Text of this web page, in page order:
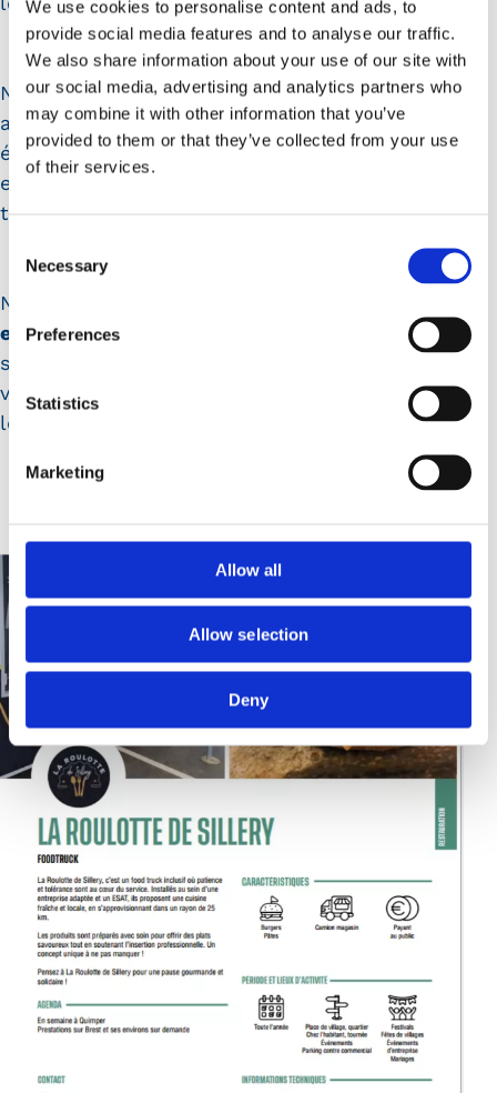
We use cookies to personalise content and ads, to
provide social media features and to analyse our traffic.
We also share information about your use of our site with
our social media, advertising and analytics partners who
may combine it with other information that you’ve
provided to them or that they’ve collected from your use
of their services.
Selection
Necessary
Preferences
Statistics
Marketing
Allow all
Allow selection
Deny
Nous sommes fiers de faire partie de cette
aventure collective et de contribuer, à notre
échelle, à une itinérance inclusive, humaine et
engagée, au service des habitants et des
territoires.
N’hésitez pas à nous contacter par email :
ea.sillery-quimper@ffbs-sillery.com
si vous
souhaitez accueillir la Roulotte de Sillery sur
votre commune, lors d’un événement ou dans
le cadre d’un projet local